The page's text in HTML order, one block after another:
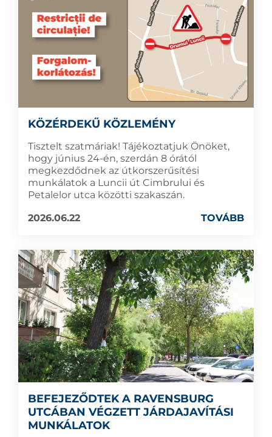
KÖZÉRDEKŰ KÖZLEMÉNY
Tisztelt szatmáriak! Tájékoztatjuk Önöket,
hogy június 24-én, szerdán 8 órától
megkezdődnek az útkorszerűsítési
munkálatok a Luncii út Cimbrului és
Petalelor utca közötti szakaszán.
2026.06.22
TOVÁBB
BEFEJEZŐDTEK A RAVENSBURG
UTCÁBAN VÉGZETT JÁRDAJAVÍTÁSI
MUNKÁLATOK